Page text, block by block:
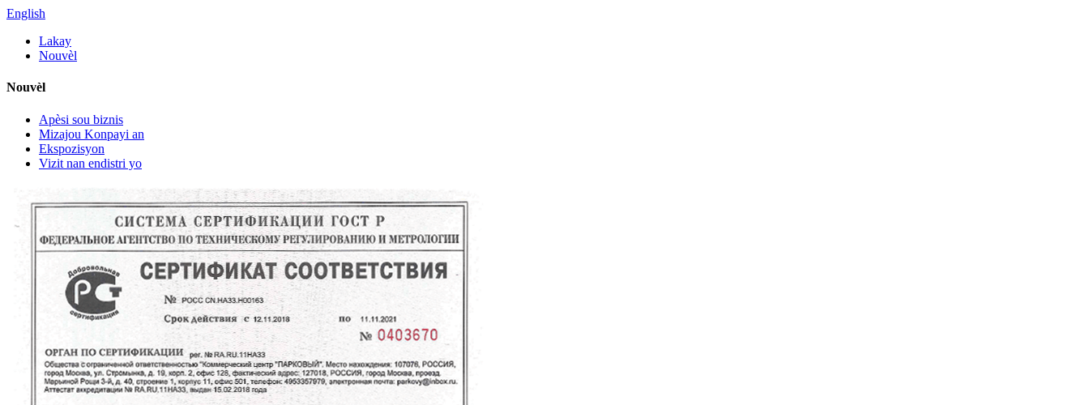
English
Lakay
Nouvèl
Nouvèl
Apèsi sou biznis
Mizajou Konpayi an
Ekspozisyon
Vizit nan endistri yo